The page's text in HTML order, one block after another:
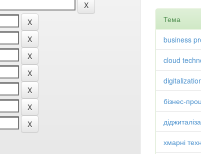
Тема
business
cloud
бізнес-
хмарні